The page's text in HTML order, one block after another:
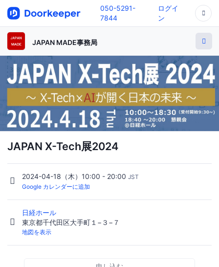
050-5291-
7844
ログイ
ン
JAPAN MADE事務局
JAPAN X-Tech展2024
2024-04-18（木）10:00 - 20:00 JST
Google カレンダーに追加
日経ホール
東京都千代田区大手町１−３−７
地図を表示